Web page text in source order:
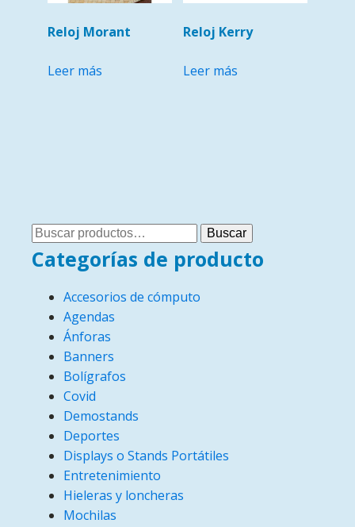
Reloj Morant
Leer más
Reloj Kerry
Leer más
Buscar
por:
Buscar
Categorías de producto
Accesorios de cómputo
Agendas
Ánforas
Banners
Bolígrafos
Covid
Demostands
Deportes
Displays o Stands Portátiles
Entretenimiento
Hieleras y loncheras
Mochilas